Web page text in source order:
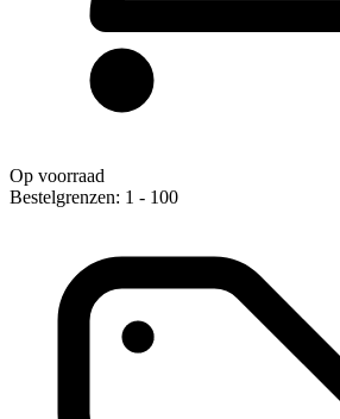
Op voorraad
Bestelgrenzen: 1 - 100